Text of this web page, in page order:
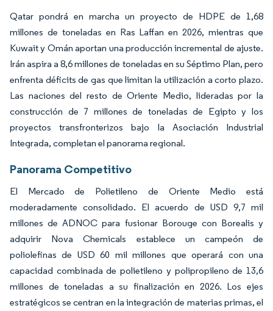
Qatar pondrá en marcha un proyecto de HDPE de 1,68
millones de toneladas en Ras Laffan en 2026, mientras que
Kuwait y Omán aportan una producción incremental de ajuste.
Irán aspira a 8,6 millones de toneladas en su Séptimo Plan, pero
enfrenta déficits de gas que limitan la utilización a corto plazo.
Las naciones del resto de Oriente Medio, lideradas por la
construcción de 7 millones de toneladas de Egipto y los
proyectos transfronterizos bajo la Asociación Industrial
Integrada, completan el panorama regional.
Panorama Competitivo
El Mercado de Polietileno de Oriente Medio está
moderadamente consolidado. El acuerdo de USD 9,7 mil
millones de ADNOC para fusionar Borouge con Borealis y
adquirir Nova Chemicals establece un campeón de
poliolefinas de USD 60 mil millones que operará con una
capacidad combinada de polietileno y polipropileno de 13,6
millones de toneladas a su finalización en 2026. Los ejes
estratégicos se centran en la integración de materias primas, el